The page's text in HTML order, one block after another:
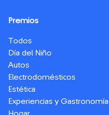
Premios
Todos
Día del Niño
Autos
Electrodomésticos
Estética
Experiencias y Gastronomía